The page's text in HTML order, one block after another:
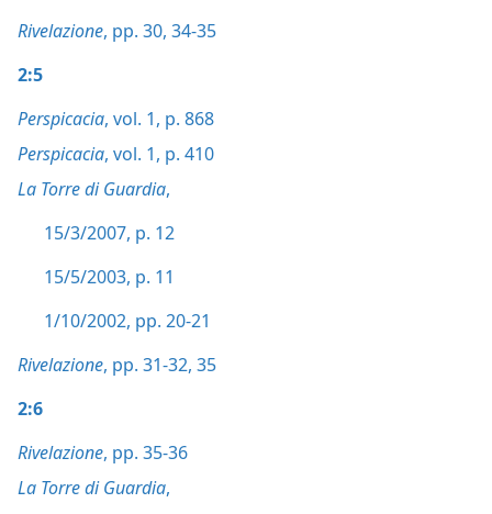
Rivelazione, pp. 30, 34-35
2:5
Perspicacia, vol. 1, p. 868
Perspicacia, vol. 1, p. 410
La Torre di Guardia,
15/3/2007, p. 12
15/5/2003, p. 11
1/10/2002, pp. 20-21
Rivelazione, pp. 31-32, 35
2:6
Rivelazione, pp. 35-36
La Torre di Guardia,